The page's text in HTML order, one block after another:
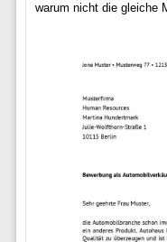
warum nicht die gleiche